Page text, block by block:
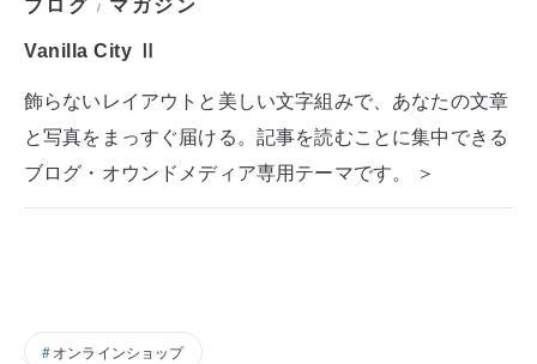
/
Vanilla City Ⅱ
飾らないレイアウトと美しい文字組みで、あなたの文章
と写真をまっすぐ届ける。記事を読むことに集中できる
ブログ・オウンドメディア専用テーマです。 ＞
オンラインショップ